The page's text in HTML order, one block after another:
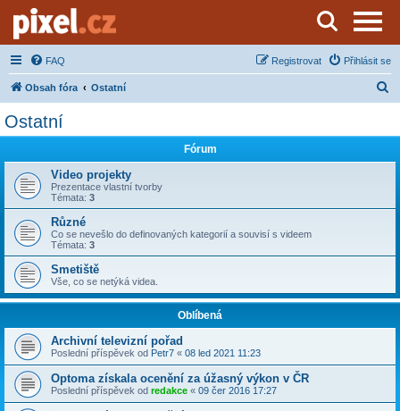
Server o natáčení a zpracování videa
FAQ Přihlásit se
Registrovat
Obsah fóra Ostatní
Ostatní
Fórum
Video projekty
Prezentace vlastní tvorby
Témata: 3
Různé
Co se nevešlo do definovaných kategorií a souvisí s videem
Témata: 3
Smetiště
Vše, co se netýká videa.
Oblíbená
Archivní televizní pořad
Poslední příspěvek od Petr7 « 08 led 2021 11:23
Optoma získala ocenění za úžasný výkon v ČR
Poslední příspěvek od redakce « 09 čer 2016 17:27